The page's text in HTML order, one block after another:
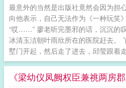
最意外的当然是出版社竟然会因为担
向他表示，自己无法作为《一种玩笑
“哎……” 廖老听完墨邪的话，沉沉的
冰清玉洁朝叶雨欣所在的医院赶去。
墅门开起，然后走了进去，邱莹跟着
《梁幼仪凤阙权臣兼祧两房